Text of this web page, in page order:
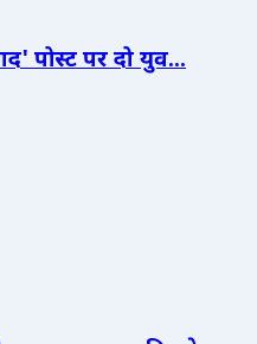
पोस्ट पर दो युव...